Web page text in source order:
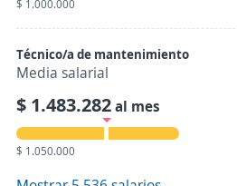
$ 1.000.000
Técnico/a de mantenimiento
Media salarial
$ 1.483.282al mes
$ 1.050.000